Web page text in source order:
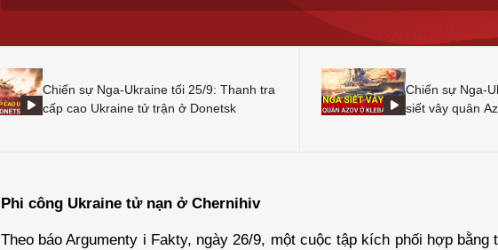
Chiến sự Nga-Ukraine tối 25/9: Thanh tra
cấp cao Ukraine tử trận ở Donetsk
Chiến sự Nga-
siết vây quân
Phi công Ukraine tử nạn ở Chernihiv
Theo báo Argumenty i Fakty, ngày 26/9, một cuộc tập kích phối hợp bằng